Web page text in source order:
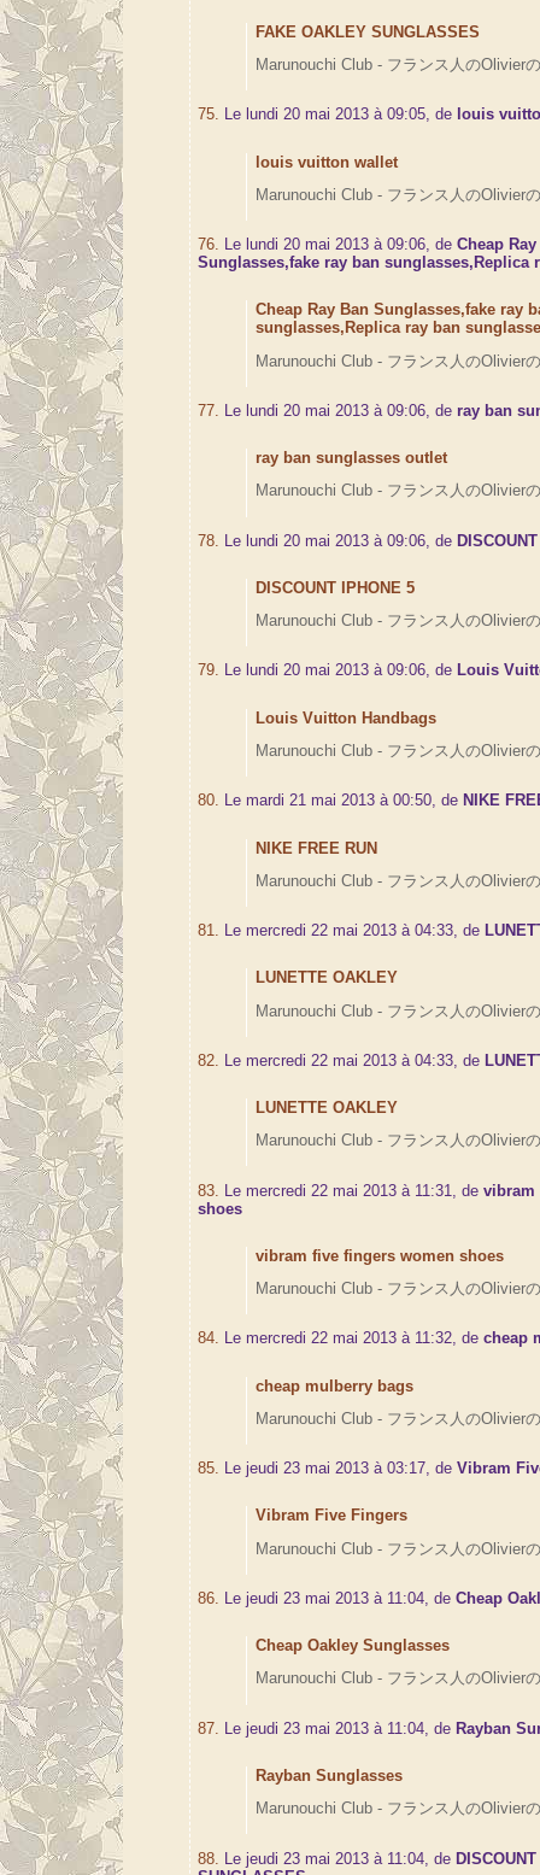
FAKE OAKLEY SUNGLASSES
Marunouchi Club - フランス人のOlivier
75. Le lundi 20 mai 2013 à 09:05, de louis
louis vuitton wallet
Marunouchi Club - フランス人のOlivier
76. Le lundi 20 mai 2013 à 09:06, deCheap
Sunglasses,fake ray ban sunglasses,Replica
Cheap Ray Ban Sunglasses,fake ray
sunglasses,Replica ray ban
Marunouchi Club - フランス人のOlivier
77. Le lundi 20 mai 2013 à 09:06, deray ban
ray ban sunglasses outlet
Marunouchi Club - フランス人のOlivier
78. Le lundi 20 mai 2013 à 09:06, de
DISCOUNT IPHONE 5
Marunouchi Club - フランス人のOlivier
79. Le lundi 20 mai 2013 à 09:06, de Louis
Louis Vuitton Handbags
Marunouchi Club - フランス人のOlivier
80. Le mardi 21 mai 2013 à 00:50, de NIKE
NIKE FREE RUN
Marunouchi Club - フランス人のOlivier
81. Le mercredi 22 mai 2013 à 04:33, de
LUNETTE OAKLEY
Marunouchi Club - フランス人のOlivier
82. Le mercredi 22 mai 2013 à 04:33, de
LUNETTE OAKLEY
Marunouchi Club - フランス人のOlivier
83. Le mercredi 22 mai 2013 à 11:31, devibram
shoes
vibram five fingers women shoes
Marunouchi Club - フランス人のOlivier
84. Le mercredi 22 mai 2013 à 11:32, decheap
cheap mulberry bags
Marunouchi Club - フランス人のOlivier
85. Le jeudi 23 mai 2013 à 03:17, deVibram
Vibram Five Fingers
Marunouchi Club - フランス人のOlivier
86. Le jeudi 23 mai 2013 à 11:04, deCheap
Cheap Oakley Sunglasses
Marunouchi Club - フランス人のOlivier
87. Le jeudi 23 mai 2013 à 11:04, deRayban
Rayban Sunglasses
Marunouchi Club - フランス人のOlivier
88. Le jeudi 23 mai 2013 à 11:04, de